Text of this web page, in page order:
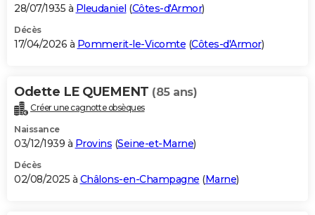
GUIDES D'ACHAT
BONS PLANS
Carte de Noël
Carte Bonne année
Carte Saint-Valentin
Carte Pâques
Carte d'anniversaire
DICTIONNAIRE
Dictionnaire
Biographies
Citations
Expressions
Proverbes
PROGRAMME TV
S'inscrire
Se connecter
Lycées
Collèges
Primaires
Universités
Entreprises
Service militaire
Avis de recherche
AVIS DE DÉCÈS
28/07/1935 à Pleudaniel (Côtes-d'Armor)
Décès
17/04/2026 à Pommerit-le-Vicomte (Côtes-d'Armor)
Odette LE QUEMENT (85 ans)
Créer une cagnotte obsèques
Naissance
03/12/1939 à Provins (Seine-et-Marne)
Décès
02/08/2025 à Châlons-en-Champagne (Marne)